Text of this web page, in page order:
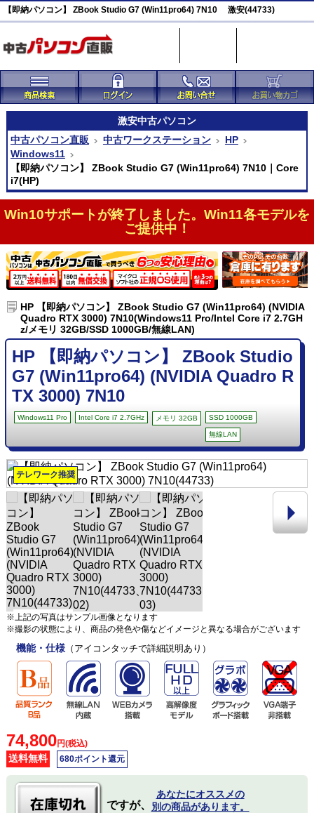
【即納パソコン】 ZBook Studio G7 (Win11pro64) 7N10 激安(44733)
激安中古パソコン
中古パソコン直販
中古ワークステーション
HP
Windows11
【即納パソコン】 ZBook Studio G7 (Win11pro64) 7N10｜Core
i7(HP)
Win10サポートが終了しました。Win11各モデルを
ご提供中！
HP 【即納パソコン】 ZBook Studio G7 (Win11pro64) (NVIDIA
Quadro RTX 3000) 7N10(Windows11 Pro/Intel Core i7 2.7GH
z/メモリ 32GB/SSD 1000GB/無線LAN)
HP 【即納パソコン】 ZBook Studio
G7 (Win11pro64) (NVIDIA Quadro R
TX 3000) 7N10
Windows11 Pro Intel Core i7 2.7GHz メモリ 32GB SSD 1000GB
無線LAN
テレワーク推奨
※上記の写真はサンプル画像となります
※撮影の状態により、商品の発色や傷などイメージと異なる場合がございます
機能・仕様（アイコンタッチで詳細説明あり）
74,800円(税込)
送料無料 680ポイント還元
ですが、
あなたにオススメの
別の商品があります。